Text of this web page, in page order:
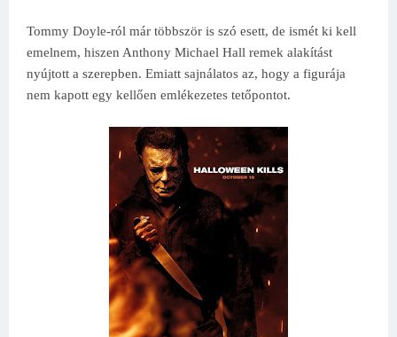
Tommy Doyle-ról már többször is szó esett, de ismét ki kell
emelnem, hiszen Anthony Michael Hall remek alakítást
nyújtott a szerepben. Emiatt sajnálatos az, hogy a figurája
nem kapott egy kellően emlékezetes tetőpontot.